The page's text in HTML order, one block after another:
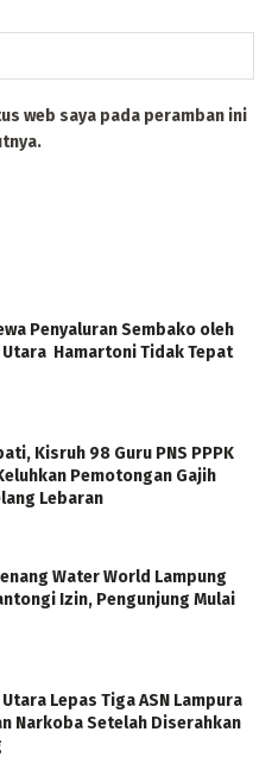
web saya pada peramban ini
Penyaluran Sembako oleh
Hamartoni Tidak Tepat
Kisruh 98 Guru PNS PPPK
Pemotongan Gajih
Lebaran
Water World Lampung
Izin, Pengunjung Mulai
Lepas Tiga ASN Lampura
Narkoba Setelah Diserahkan